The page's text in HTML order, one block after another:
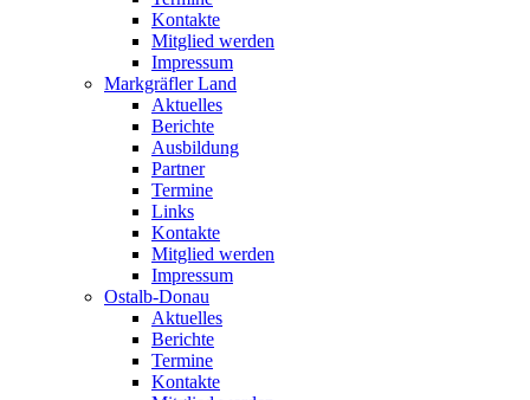
Kontakte
Mitglied werden
Impressum
Markgräfler Land
Aktuelles
Berichte
Ausbildung
Partner
Termine
Links
Kontakte
Mitglied werden
Impressum
Ostalb-Donau
Aktuelles
Berichte
Termine
Kontakte